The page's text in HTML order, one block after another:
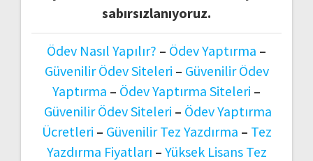
sabırsızlanıyoruz.
Ödev Nasıl Yapılır? – Ödev Yaptırma –
Güvenilir Ödev Siteleri – Güvenilir Ödev
Yaptırma – Ödev Yaptırma Siteleri –
Güvenilir Ödev Siteleri – Ödev Yaptırma
Ücretleri – Güvenilir Tez Yazdırma – Tez
Yazdırma Fiyatları – Yüksek Lisans Tez